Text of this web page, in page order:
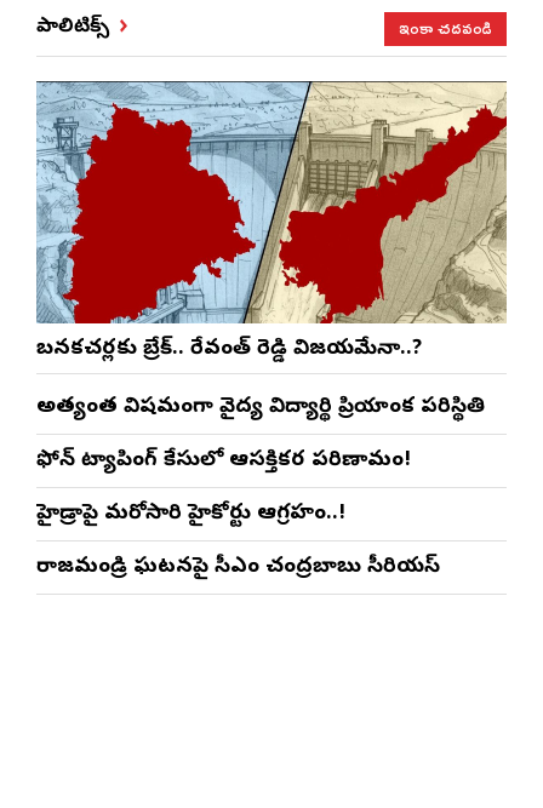
పాలిటిక్స్ ఇంకా చదవండి
బనకచర్లకు బ్రేక్.. రేవంత్ రెడ్డి విజయమేనా..?
అత్యంత విషమంగా వైద్య విద్యార్థిని ప్రియాంక పరిస్థితి
ఫోన్ ట్యాపింగ్ కేసులో ఆసక్తికర పరిణామం!
హైడ్రాపై మరోసారి హైకోర్టు ఆగ్రహం..!
రాజమండ్రి ఘటనపై సీఎం చంద్రబాబు సీరియస్